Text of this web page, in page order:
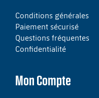
Conditions générales
Paiement sécurisé
Questions fréquentes
Confidentialité
Mon Compte